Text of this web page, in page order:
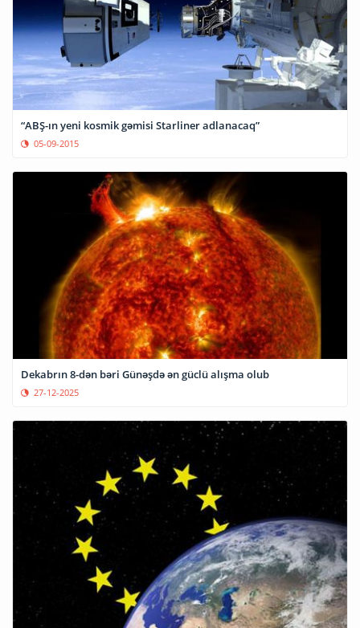
“ABŞ-ın yeni kosmik gəmisi Starliner adlanacaq”
05-09-2015
Dekabrın 8-dən bəri Günəşdə ən güclü alışma olub
27-12-2025